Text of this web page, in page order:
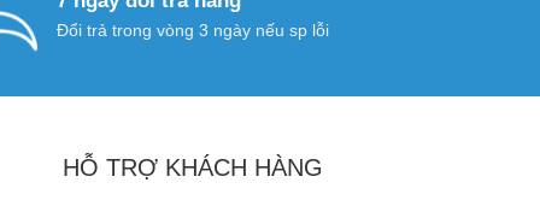
Đổi trả trong vòng 3 ngày nếu sp lỗi
HỖ TRỢ KHÁCH HÀNG